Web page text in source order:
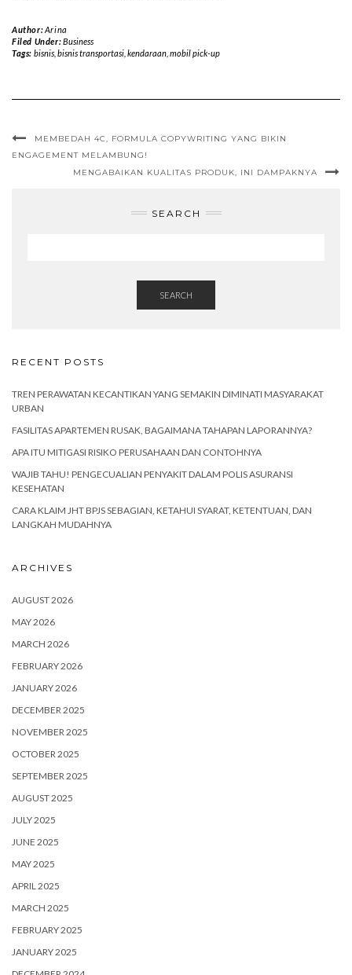
Author:Arina
Filed Under:Business
Tags: bisnis, bisnis transportasi, kendaraan, mobil pick-up
MEMBEDAH 4C, FORMULA COPYWRITING YANG BIKIN
ENGAGEMENT MELAMBUNG!
MENGABAIKAN KUALITAS PRODUK, INI DAMPAKNYA
SEARCH
SEARCH
RECENT POSTS
TREN PERAWATAN KECANTIKAN YANG SEMAKIN DIMINATI MASYARAKAT
URBAN
FASILITAS APARTEMEN RUSAK, BAGAIMANA TAHAPAN LAPORANNYA?
APA ITU MITIGASI RISIKO PERUSAHAAN DAN CONTOHNYA
WAJIB TAHU! PENGECUALIAN PENYAKIT DALAM POLIS ASURANSI
KESEHATAN
CARA KLAIM JHT BPJS SEBAGIAN, KETAHUI SYARAT, KETENTUAN, DAN
LANGKAH MUDAHNYA
ARCHIVES
AUGUST 2026
MAY 2026
MARCH 2026
FEBRUARY 2026
JANUARY 2026
DECEMBER 2025
NOVEMBER 2025
OCTOBER 2025
SEPTEMBER 2025
AUGUST 2025
JULY 2025
JUNE 2025
MAY 2025
APRIL 2025
MARCH 2025
FEBRUARY 2025
JANUARY 2025